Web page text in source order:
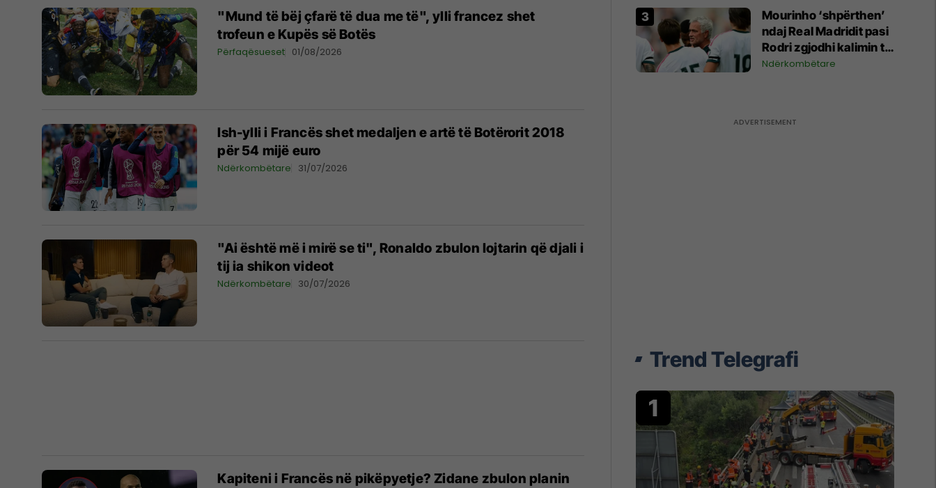
"Mund të bëj çfarë të dua me të", ylli francez shet
trofeun e Kupës së Botës
Përfaqësueset 01/08/2026
Ish-ylli i Francës shet medaljen e artë të Botërorit 2018
për 54 mijë euro
Ndërkombëtare 31/07/2026
"Ai është më i mirë se ti", Ronaldo zbulon lojtarin që djali i
tij ia shikon videot
Ndërkombëtare 30/07/2026
Kapiteni i Francës në pikëpyetje? Zidane zbulon planin
madrilen
Mourinho ‘shpërthen’
ndaj Real Madridit pasi
Rodri zgjodhi kalimin te
Barcelona
Ndërkombëtare
Trend Telegrafi